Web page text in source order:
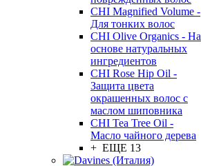
CHI Magnified Volume -
Для тонких волос
CHI Olive Organics - На
основе натуральных
ингредиентов
CHI Rose Hip Oil -
Защита цвета
окрашенных волос с
маслом шиповника
CHI Tea Tree Oil -
Масло чайного дерева
+ ЕЩЕ 13